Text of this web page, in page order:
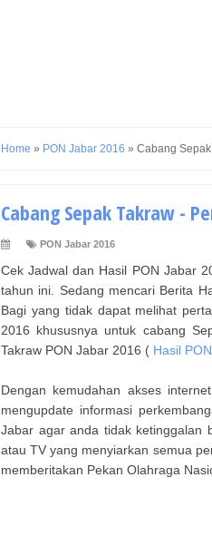
Home » PON Jabar 2016 » Cabang
Cabang Sepak Takraw -
PON Jabar 2016
Cek Jadwal dan Hasil PON Jabar
tahun ini. Sedang mencari Berita
Bagi yang tidak dapat melihat
2016 khususnya untuk cabang
Takraw PON Jabar 2016 ( Hasil
Dengan kemudahan akses
mengupdate informasi
Jabar agar anda tidak ketinggalan
atau TV yang menyiarkan semua
memberitakan Pekan Olahraga